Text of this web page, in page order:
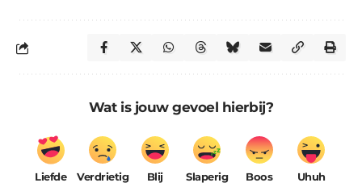
Wat is jouw gevoel hierbij?
Liefde Verdrietig Blij Slaperig Boos Uhuh